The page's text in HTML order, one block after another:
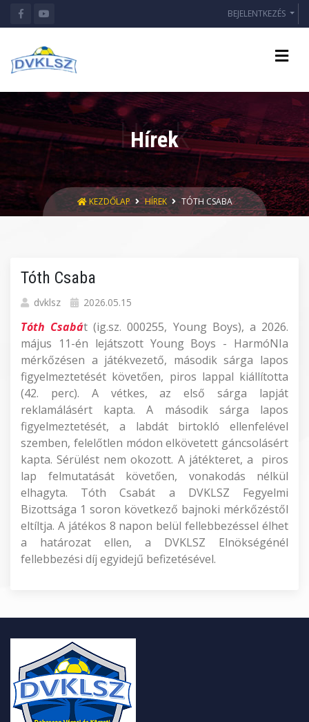
BEJELENTKEZÉS
Hírek
KEZDŐLAP HÍREK TÓTH CSABA
Tóth Csaba
dvklsz 2026.05.15
Tóth Csabát (ig.sz. 000255, Young Boys), a 2026.
május 11-én lejátszott Young Boys - HarmóNIa
mérkőzésen a játékvezető, második sárga lapos
figyelmeztetését követően, piros lappal kiállította
(42. perc). A vétkes, az első sárga lapját
reklamálásért kapta. A második sárga lapos
figyelmeztetését, a labdát birtokló ellenfelével
szemben, felelőtlen módon elkövetett gáncsolásért
kapta. Sérülést nem okozott. A játékteret, a piros
lap felmutatását követően, vonakodás nélkül
elhagyta. Tóth Csabát a DVKLSZ Fegyelmi
Bizottsága 1 soron következő bajnoki mérkőzéstől
eltíltja. A játékos 8 napon belül fellebbezéssel élhet
a határozat ellen, a DVKLSZ Elnökségénél
fellebbezési díj egyidejű befizetésével.